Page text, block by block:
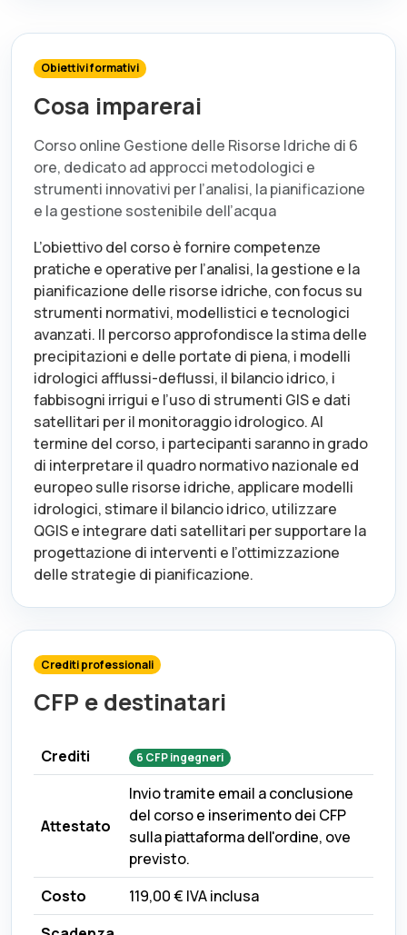
Obiettivi formativi
Cosa imparerai
Corso online Gestione delle Risorse Idriche di 6
ore, dedicato ad approcci metodologici e
strumenti innovativi per l’analisi, la pianificazione
e la gestione sostenibile dell’acqua
L’obiettivo del corso è fornire competenze
pratiche e operative per l’analisi, la gestione e la
pianificazione delle risorse idriche, con focus su
strumenti normativi, modellistici e tecnologici
avanzati. Il percorso approfondisce la stima delle
precipitazioni e delle portate di piena, i modelli
idrologici afflussi-deflussi, il bilancio idrico, i
fabbisogni irrigui e l’uso di strumenti GIS e dati
satellitari per il monitoraggio idrologico. Al
termine del corso, i partecipanti saranno in grado
di interpretare il quadro normativo nazionale ed
europeo sulle risorse idriche, applicare modelli
idrologici, stimare il bilancio idrico, utilizzare
QGIS e integrare dati satellitari per supportare la
progettazione di interventi e l’ottimizzazione
delle strategie di pianificazione.
Crediti professionali
CFP e destinatari
Crediti 6 CFPingegneri
Attestato
Invio tramite email a conclusione
del corso e inserimento dei CFP
sulla piattaforma dell'ordine, ove
previsto.
Costo
119,00 € IVA inclusa